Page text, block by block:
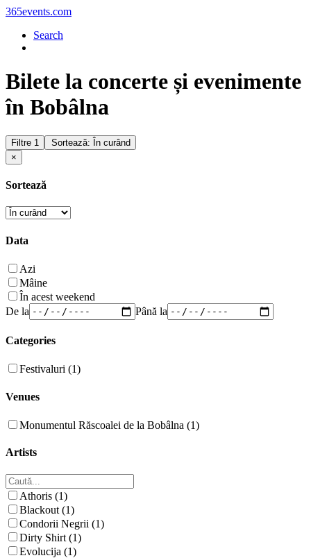
365events.com
Search
Bilete la concerte și evenimente
în Bobâlna
Filtre 1
Sortează: În curând
×
Sortează
Data
Azi
Mâine
În acest weekend
De la
Până la
Categories
Festivaluri (1)
Venues
Monumentul Răscoalei de la Bobâlna (1)
Artists
Athoris (1)
Blackout (1)
Condorii Negrii (1)
Dirty Shirt (1)
Evolucija (1)